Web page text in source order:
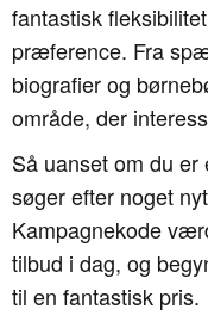
fantastisk
præference. Fra
biografier og
område, der
Så uanset om du
søger efter noget
Kampagnekode
tilbud i dag, og
til en fantastisk pris.